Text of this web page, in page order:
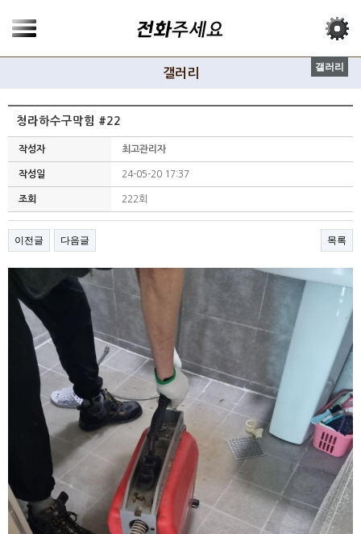
갤러리 갤러리
청라하수구막힘 #22
작성자 최고관리자
작성일 24-05-20 17:37
조회 222회
이전글 다음글 목록